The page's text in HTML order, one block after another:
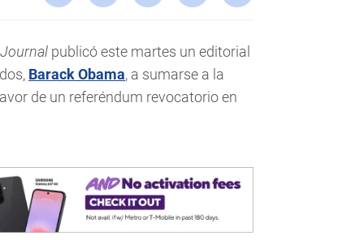
publicó este martes un editorial
Barack Obama, a sumarse a la
de un referéndum revocatorio en